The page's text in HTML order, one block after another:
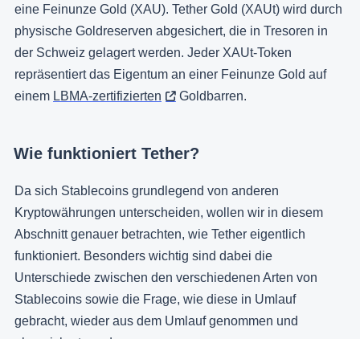
eine Feinunze Gold (XAU). Tether Gold (XAUt) wird durch
physische Goldreserven abgesichert, die in Tresoren in
der Schweiz gelagert werden. Jeder XAUt-Token
repräsentiert das Eigentum an einer Feinunze Gold auf
einem LBMA-zertifizierten Goldbarren.
Wie funktioniert Tether?
Da sich Stablecoins grundlegend von anderen
Kryptowährungen unterscheiden, wollen wir in diesem
Abschnitt genauer betrachten, wie Tether eigentlich
funktioniert. Besonders wichtig sind dabei die
Unterschiede zwischen den verschiedenen Arten von
Stablecoins sowie die Frage, wie diese in Umlauf
gebracht, wieder aus dem Umlauf genommen und